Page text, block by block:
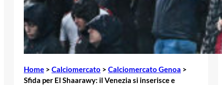
Home > Calciomercato > Calciomercato Genoa >
Sfida per El Shaarawy: il Venezia si inserisce e